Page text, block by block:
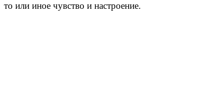
то или иное чувство и настроение.